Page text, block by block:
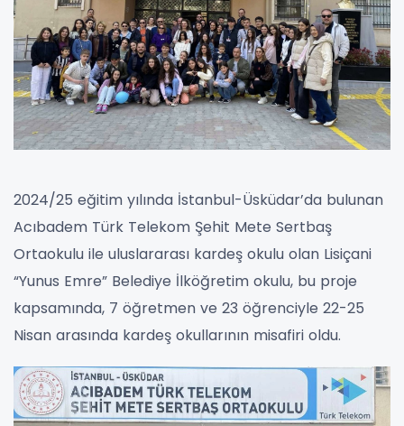
2024/25 eğitim yılında İstanbul-Üsküdar’da bulunan
Acıbadem Türk Telekom Şehit Mete Sertbaş
Ortaokulu ile uluslararası kardeş okulu olan Lisiçani
“Yunus Emre” Belediye İlköğretim okulu, bu proje
kapsamında, 7 öğretmen ve 23 öğrenciyle 22-25
Nisan arasında kardeş okullarının misafiri oldu.